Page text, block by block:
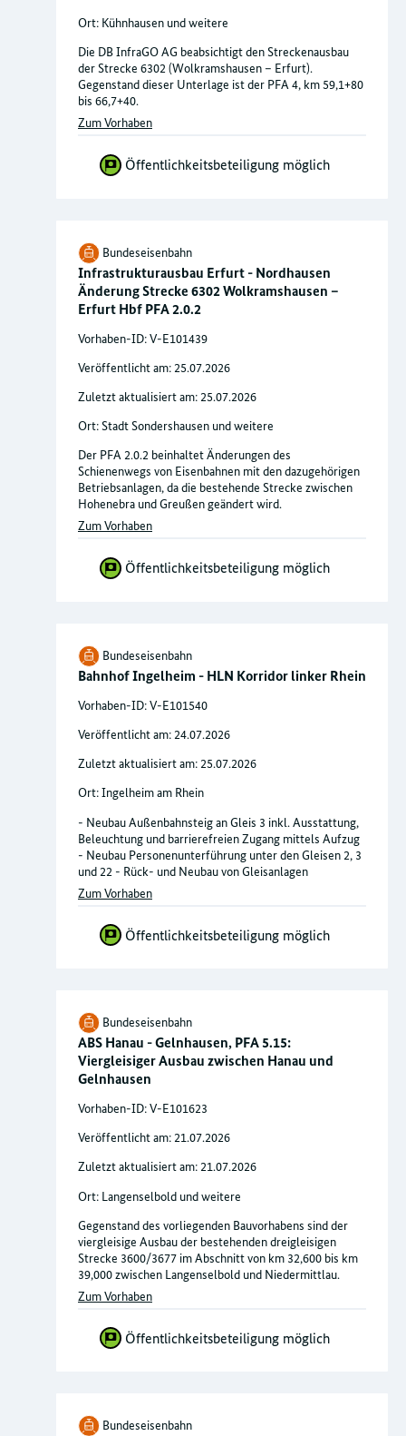
Ort: Kühnhausen und weitere
Die DB InfraGO AG beabsichtigt den Streckenausbau
der Strecke 6302 (Wolkramshausen – Erfurt).
Gegenstand dieser Unterlage ist der PFA 4, km 59,1+80
bis 66,7+40.
Zum Vorhaben
Öffentlichkeitsbeteiligung möglich
Bundeseisenbahn
Infrastrukturausbau Erfurt - Nordhausen
Änderung Strecke 6302 Wolkramshausen –
Erfurt Hbf PFA 2.0.2
Vorhaben-ID: V-E101439
Veröffentlicht am: 25.07.2026
Zuletzt aktualisiert am: 25.07.2026
Ort: Stadt Sondershausen und weitere
Der PFA 2.0.2 beinhaltet Änderungen des
Schienenwegs von Eisenbahnen mit den dazugehörigen
Betriebsanlagen, da die bestehende Strecke zwischen
Hohenebra und Greußen geändert wird.
Zum Vorhaben
Öffentlichkeitsbeteiligung möglich
Bundeseisenbahn
Bahnhof Ingelheim - HLN Korridor linker Rhein
Vorhaben-ID: V-E101540
Veröffentlicht am: 24.07.2026
Zuletzt aktualisiert am: 25.07.2026
Ort: Ingelheim am Rhein
- Neubau Außenbahnsteig an Gleis 3 inkl. Ausstattung,
Beleuchtung und barrierefreien Zugang mittels Aufzug
- Neubau Personenunterführung unter den Gleisen 2, 3
und 22 - Rück- und Neubau von Gleisanlagen
Zum Vorhaben
Öffentlichkeitsbeteiligung möglich
Bundeseisenbahn
ABS Hanau - Gelnhausen, PFA 5.15:
Viergleisiger Ausbau zwischen Hanau und
Gelnhausen
Vorhaben-ID: V-E101623
Veröffentlicht am: 21.07.2026
Zuletzt aktualisiert am: 21.07.2026
Ort: Langenselbold und weitere
Gegenstand des vorliegenden Bauvorhabens sind der
viergleisige Ausbau der bestehenden dreigleisigen
Strecke 3600/3677 im Abschnitt von km 32,600 bis km
39,000 zwischen Langenselbold und Niedermittlau.
Zum Vorhaben
Öffentlichkeitsbeteiligung möglich
Bundeseisenbahn